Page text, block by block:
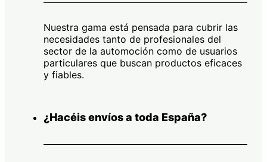
Nuestra gama está pensada para cubrir las
necesidades tanto de profesionales del
sector de la automoción como de usuarios
particulares que buscan productos eficaces
y fiables.
¿Hacéis envíos a toda España?